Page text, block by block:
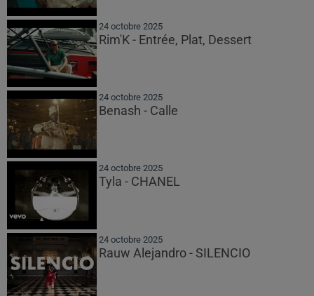
24 octobre 2025
Rim'K - Entrée, Plat, Dessert
24 octobre 2025
Benash - Calle
24 octobre 2025
Tyla - CHANEL
24 octobre 2025
Rauw Alejandro - SILENCIO